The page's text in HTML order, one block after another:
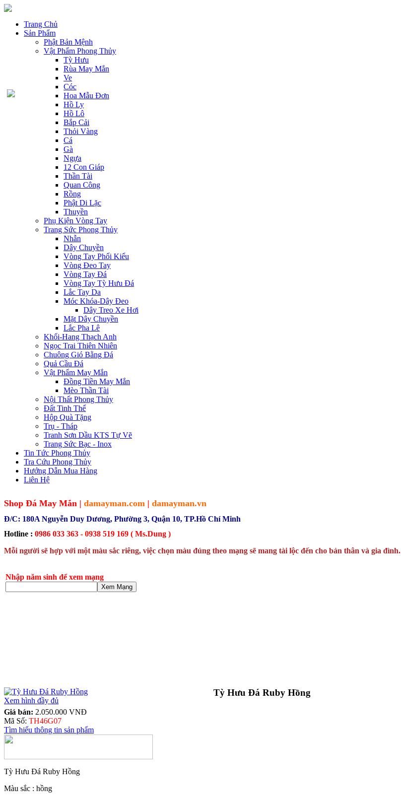
Trang Chủ
Sản Phẩm
Phật Bản Mệnh
Vật Phẩm Phong Thủy
Tỳ Hưu
Rùa May Mắn
Ve
Cóc
Hoa Mẫu Đơn
Hồ Ly
Hồ Lô
Bắp Cải
Thỏi Vàng
Cá
Gà
Ngựa
12 Con Giáp
Thần Tài
Quan Công
Rồng
Phật Di Lặc
Thuyền
Phụ Kiện Vòng Tay
Trang Sức Phong Thủy
Nhẫn
Dây Chuyền
Vòng Tay Phối Kiểu
Vòng Đeo Tay
Vòng Tay Đá
Vòng Tay Tỳ Hưu Đá
Lắc Tay Da
Móc Khóa-Dây Đeo
Dây Treo Xe Hơi
Mặt Dây Chuyền
Lắc Pha Lê
Khối-Hang Thạch Anh
Ngọc Trai Thiên Nhiên
Chuông Gió Bằng Đá
Quả Cầu Đá
Vật Phẩm May Mắn
Đồng Tiền May Mắn
Mèo Thần Tài
Nội Thất Phong Thủy
Đất Tinh Thể
Hộp Quà Tặng
Trụ - Tháp
Tranh Sơn Dầu KTS Tự Vẽ
Trang Sức Bạc - Inox
Tin Tức Phong Thủy
Tra Cứu Phong Thủy
Hướng Dẫn Mua Hàng
Liên Hệ
Shop Đá May Mắn | damayman.com | damayman.vn
Đ/C: 180A Nguyễn Duy Dương, Phường 3, Quận 10, TP.Hồ Chí Minh
Hotline : 0986 033 363 - 0938 519 169 ( Ms.Dung )
Mỗi người sẽ hợp với một màu sắc riêng, việc chọn màu đúng theo mạng sẽ mang tài lộc đến cho bản thân và gia đình.
Nhập năm sinh để xem mạng
Xem Mạng
Xem hình đầy đủ
Tỳ Hưu Đá Ruby Hồng
Giá bán: 2.050.000 VNĐ
Mã Số: TH46G07
Tìm hiểu thông tin sản phẩm
Tỳ Hưu Đá Ruby Hồng
Màu sắc : hồng